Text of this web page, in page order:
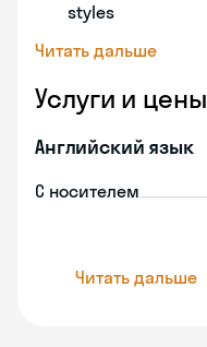
styles
Читать дальше
Услуги и цены
Английский язык
С носителем
Читать дальше